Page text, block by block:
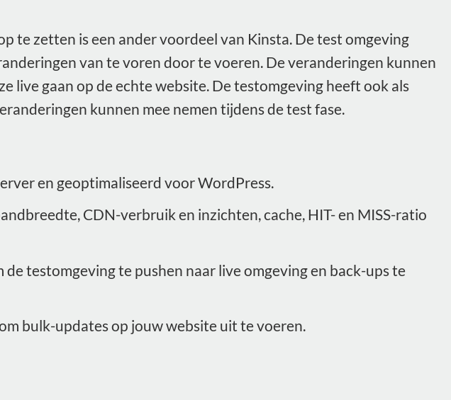
te zetten is een ander voordeel van Kinsta. De test omgeving
van te voren door te voeren. De veranderingen kunnen
live gaan op de echte website. De testomgeving heeft ook als
kunnen mee nemen tijdens de test fase.
en geoptimaliseerd voor WordPress.
CDN-verbruik en inzichten, cache, HIT- en MISS-ratio
testomgeving te pushen naar live omgeving en back-ups te
bulk-updates op jouw website uit te voeren.